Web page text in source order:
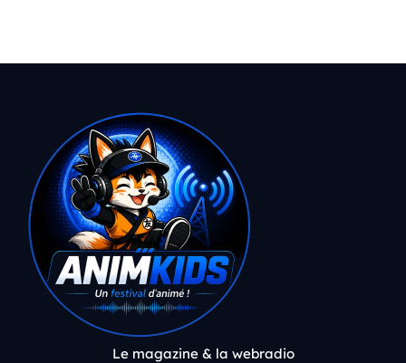
Le magazine & la webradio